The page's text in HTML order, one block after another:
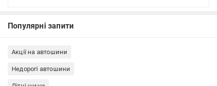
Популярні запити
Акції на автошини
Недорогі автошини